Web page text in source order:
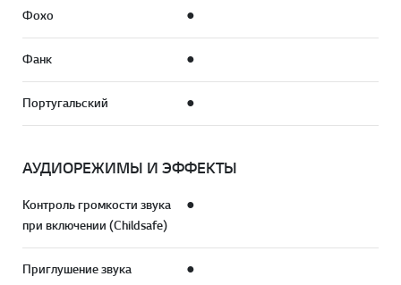
Фохо ●
Фанк ●
Португальский ●
АУДИОРЕЖИМЫ И ЭФФЕКТЫ
Контроль громкости звука
при включении (Childsafe)
●
Приглушение звука ●